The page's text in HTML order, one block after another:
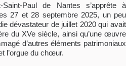
Saint-Paul de Nantes s’apprête à
27 et 28 septembre 2025, un peu
dévastateur de juillet 2020 qui avait
du XVe siècle, ainsi qu’une œuvre
d’autres éléments patrimoniaux
l’orgue du chœur.